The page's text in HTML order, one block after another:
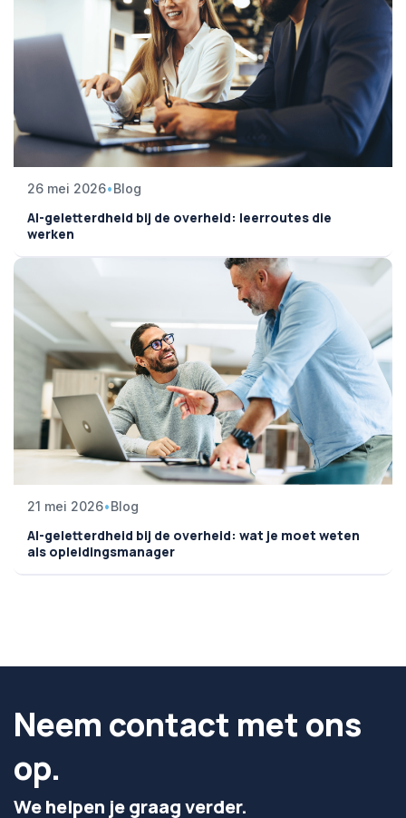
26 mei 2026•Blog
AI-geletterdheid bij de overheid: leerroutes die
werken
21 mei 2026•Blog
AI-geletterdheid bij de overheid: wat je moet weten
als opleidingsmanager
Neem contact met ons
op.
We helpen je graag verder.